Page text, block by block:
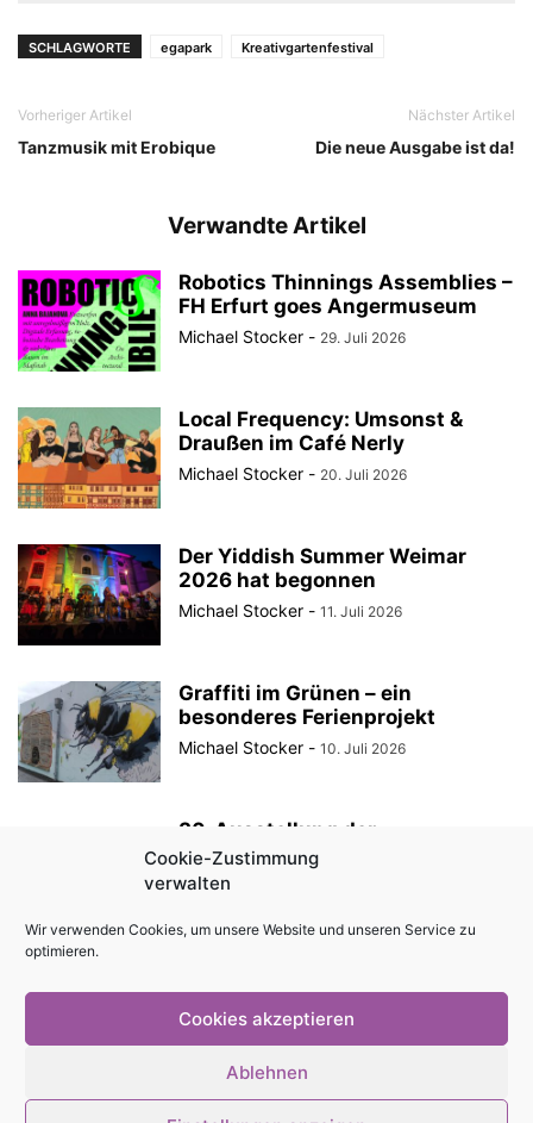
Cookie-Zustimmung
verwalten
Wir verwenden Cookies, um unsere Website und unseren Service zu
optimieren.
Cookies akzeptieren
Ablehnen
SCHLAGWORTE egapark Kreativgartenfestival
Vorheriger Artikel
Tanzmusik mit Erobique
Nächster Artikel
Die neue Ausgabe ist da!
Verwandte Artikel
Robotics Thinnings Assemblies –
FH Erfurt goes Angermuseum
Michael Stocker - 29. Juli 2026
Local Frequency: Umsonst &
Draußen im Café Nerly
Michael Stocker - 20. Juli 2026
Der Yiddish Summer Weimar
2026 hat begonnen
Michael Stocker - 11. Juli 2026
Graffiti im Grünen – ein
besonderes Ferienprojekt
Michael Stocker - 10. Juli 2026
30. Ausstellung der
StadtRaumBoxen am
KulturQuartier Schauspielhaus
Sommertheater im Innenhof des
Angermuseums Erfurt
Michael Stocker - 6. Juli 2026